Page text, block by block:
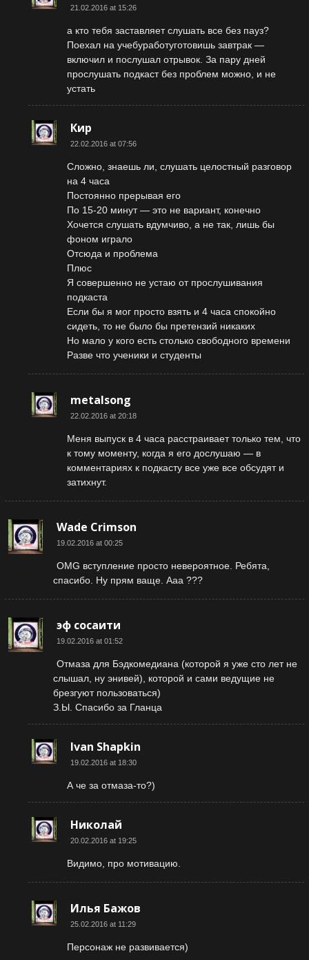
21.02.2016 at 15:26
а кто тебя заставляет слушать все без пауз?
Поехал на учебуработуготовишь завтрак —
включил и послушал отрывок. За пару дней
прослушать подкаст без проблем можно, и не
устать
Кир
22.02.2016 at 07:56
Сложно, знаешь ли, слушать целостный разговор
на 4 часа
Постоянно прерывая его
По 15-20 минут — это не вариант, конечно
Хочется слушать вдумчиво, а не так, лишь бы
фоном играло
Отсюда и проблема
Плюс
Я совершенно не устаю от прослушивания
подкаста
Если бы я мог просто взять и 4 часа спокойно
сидеть, то не было бы претензий никаких
Но мало у кого есть столько свободного времени
Разве что ученики и студенты
metalsong
22.02.2016 at 20:18
Меня выпуск в 4 часа расстраивает только тем, что
к тому моменту, когда я его дослушаю — в
комментариях к подкасту все уже все обсудят и
затихнут.
Wade Crimson
19.02.2016 at 00:25
OMG вступление просто невероятное. Ребята,
спасибо. Ну прям ваще. Ааа ???
эф сосаити
19.02.2016 at 01:52
Отмаза для Бэдкомедиана (которой я уже сто лет не
слышал, ну энивей), которой и сами ведущие не
брезгуют пользоваться)
З.Ы. Спасибо за Гланца
Ivan Shapkin
19.02.2016 at 18:30
А че за отмаза-то?)
Николай
20.02.2016 at 19:25
Видимо, про мотивацию.
Илья Бажов
25.02.2016 at 11:29
Персонаж не развивается)